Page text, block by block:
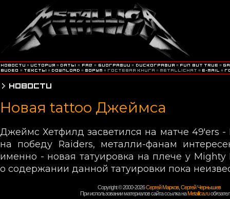
Новая tattoo Джеймса
Джеймс Хетфилд засветился на матче 49'ers -
на победу Raiders, металли-фанам
именно - новая татуировка на плече у Mighty
о содержании данной татуировки пока
Copyright © 2000-2026Сергей Марков, Сергей Чернышев
При использовании материалов сайта ссылка наMetallica.ru